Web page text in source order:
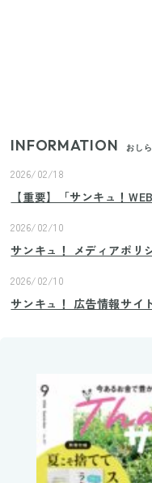
INFORMATION おし
2026/02/18
【重要】「サンキュ！
2026/02/10
サンキュ！ メディアポリ
2026/02/10
サンキュ！ 広告情報サイ